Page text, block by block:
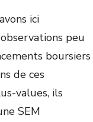
ici
peu
boursiers
de ces
values, ils
SEM